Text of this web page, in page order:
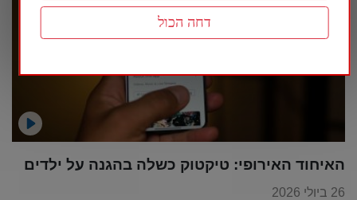
האיחוד האירופי: טיקטוק כשלה בהגנה על ילדים
26 ביולי 2026
דחה הכול